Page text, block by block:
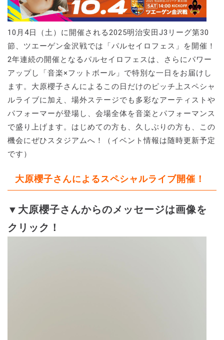
10月4日（土）に開催される2025明治安田J3リーグ第30
節、ツエーゲン金沢戦では「パルセイロフェス」を開催！
2年連続の開催となるパルセイロフェスは、さらにパワー
アップし「音楽×フットボール」で特別な一日をお届けし
ます。大原櫻子さんによるこの日だけのピッチ上スペシャ
ルライブに加え、場外ステージでも多彩なアーティストや
パフォーマーが登場し、会場全体を音楽とパフォーマンス
で盛り上げます。はじめての方も、久しぶりの方も、この
機会にぜひスタジアムへ！（イベント情報は随時更新予定
です）
大原櫻子さんによるスペシャルライブ開催！
▼大原櫻子さんからのメッセージは画像を
クリック！